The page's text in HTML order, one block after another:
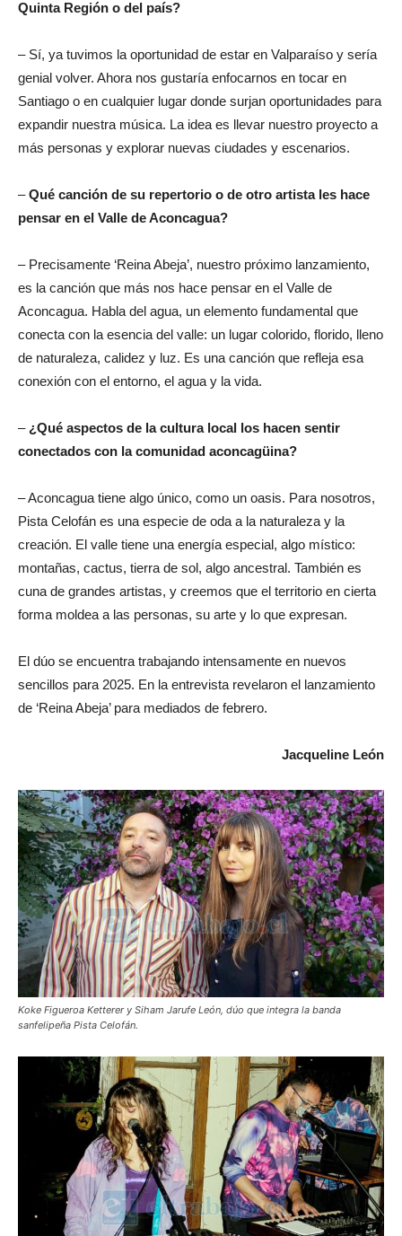
Quinta Región o del país?
– Sí, ya tuvimos la oportunidad de estar en Valparaíso y sería
genial volver. Ahora nos gustaría enfocarnos en tocar en
Santiago o en cualquier lugar donde surjan oportunidades para
expandir nuestra música. La idea es llevar nuestro proyecto a
más personas y explorar nuevas ciudades y escenarios.
–Qué canción de su repertorio o de otro artista les hace
pensar en el Valle de Aconcagua?
– Precisamente ‘Reina Abeja’, nuestro próximo lanzamiento,
es la canción que más nos hace pensar en el Valle de
Aconcagua. Habla del agua, un elemento fundamental que
conecta con la esencia del valle: un lugar colorido, florido, lleno
de naturaleza, calidez y luz. Es una canción que refleja esa
conexión con el entorno, el agua y la vida.
– ¿Qué aspectos de la cultura local los hacen sentir
conectados con la comunidad aconcagüina?
– Aconcagua tiene algo único, como un oasis. Para nosotros,
Pista Celofán es una especie de oda a la naturaleza y la
creación. El valle tiene una energía especial, algo místico:
montañas, cactus, tierra de sol, algo ancestral. También es
cuna de grandes artistas, y creemos que el territorio en cierta
forma moldea a las personas, su arte y lo que expresan.
El dúo se encuentra trabajando intensamente en nuevos
sencillos para 2025. En la entrevista revelaron el lanzamiento
de ‘Reina Abeja’ para mediados de febrero.
Jacqueline León
Koke Figueroa Ketterer y Siham Jarufe León, dúo que integra la banda
sanfelipeña Pista Celofán.